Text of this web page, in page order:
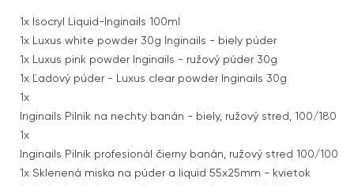
1x Isocryl Liquid-Inginails 100ml
1x Luxus white powder 30g Inginails - biely púder
1x Luxus pink powder Inginails - ružový púder 30g
1x Ľadový púder - Luxus clear powder Inginails 30g
1x
Inginails Pilník na nechty banán - biely, ružový stred, 100/180
1x
Inginails Pilník profesionál čierny banán, ružový stred 100/100
1x Sklenená miska na púder a liquid 55x25mm - kvietok